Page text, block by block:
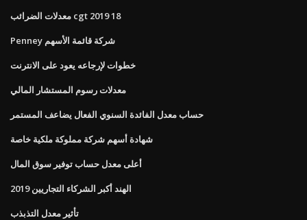
معدلات الضرائب cgt 2019 18
Penney شركة قائمة الأسهم
خطوات لإرجاعه يعود على الانترنت
معدلات رسوم المستشار المالي
حساب معدل الفائدة السنوي الفعال يضاعف المستمر
شهادة أسهم شركة مملوكة ملكية خاصة
أعلى معدل حساب توفير سوق المال
الهند أكبر الشركاء التجاريين 2019
تأثير معدل التذبذب